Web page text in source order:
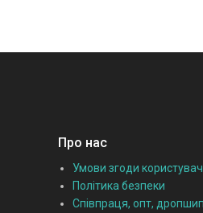
Про нас
Умови згоди
Політика безпеки
Співпраця, опт,